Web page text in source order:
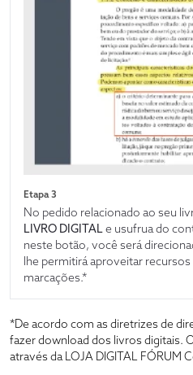
Etapa 3
No pedido relacionado ao seu
LIVRO DIGITALe usufrua do
neste botão, você será
lhe permitirá aproveitar
marcações.*
*De acordo com as diretrizes de
fazer download dos livros digitais.
através da LOJA DIGITAL FÓRUM